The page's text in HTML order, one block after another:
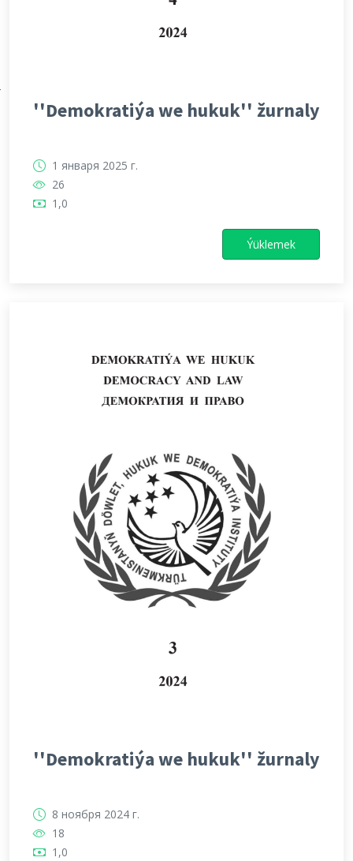
''Demokratiýa we hukuk'' žurnaly
1 января 2025 г.
26
1,0
Ýüklemek
''Demokratiýa we hukuk'' žurnaly
8 ноября 2024 г.
18
1,0